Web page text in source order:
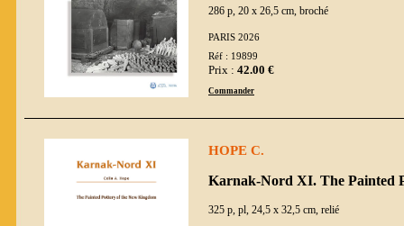
286 p, 20 x 26,5 cm, broché
PARIS 2026
Réf : 19899
Prix : 42.00 €
Commander
HOPE C.
Karnak-Nord XI. The Painted
325 p, pl, 24,5 x 32,5 cm, relié